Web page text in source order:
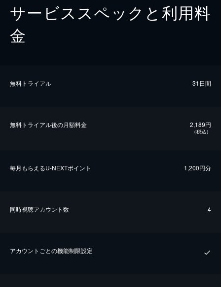
サービススペックと利用料
金
無料トライアル 31日間
無料トライアル後の⽉額料金 2,189円
（税込）
毎⽉もらえるU-NEXTポイント 1,200円分
同時視聴アカウント数 4
アカウントごとの機能制限設定